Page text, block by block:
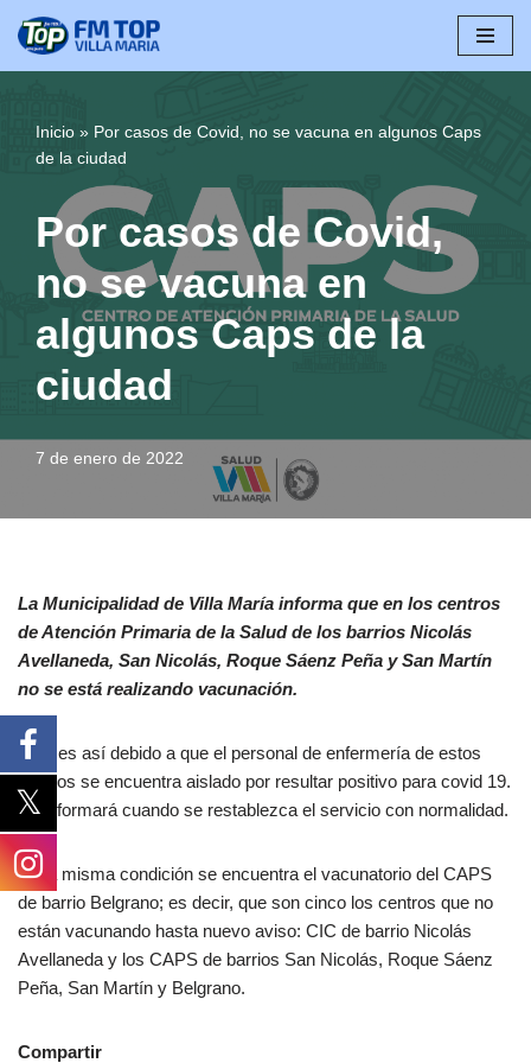
Inicio » Por casos de Covid, no se vacuna en algunos Caps
de la ciudad
Por casos de Covid,
no se vacuna en
algunos Caps de la
ciudad
7 de enero de 2022
La Municipalidad de Villa María informa que en los centros
de Atención Primaria de la Salud de los barrios Nicolás
Avellaneda, San Nicolás, Roque Sáenz Peña y San Martín
no se está realizando vacunación.
Esto es así debido a que el personal de enfermería de estos
centros se encuentra aislado por resultar positivo para covid 19.
Se informará cuando se restablezca el servicio con normalidad.
En la misma condición se encuentra el vacunatorio del CAPS
de barrio Belgrano; es decir, que son cinco los centros que no
están vacunando hasta nuevo aviso: CIC de barrio Nicolás
Avellaneda y los CAPS de barrios San Nicolás, Roque Sáenz
Peña, San Martín y Belgrano.
Compartir